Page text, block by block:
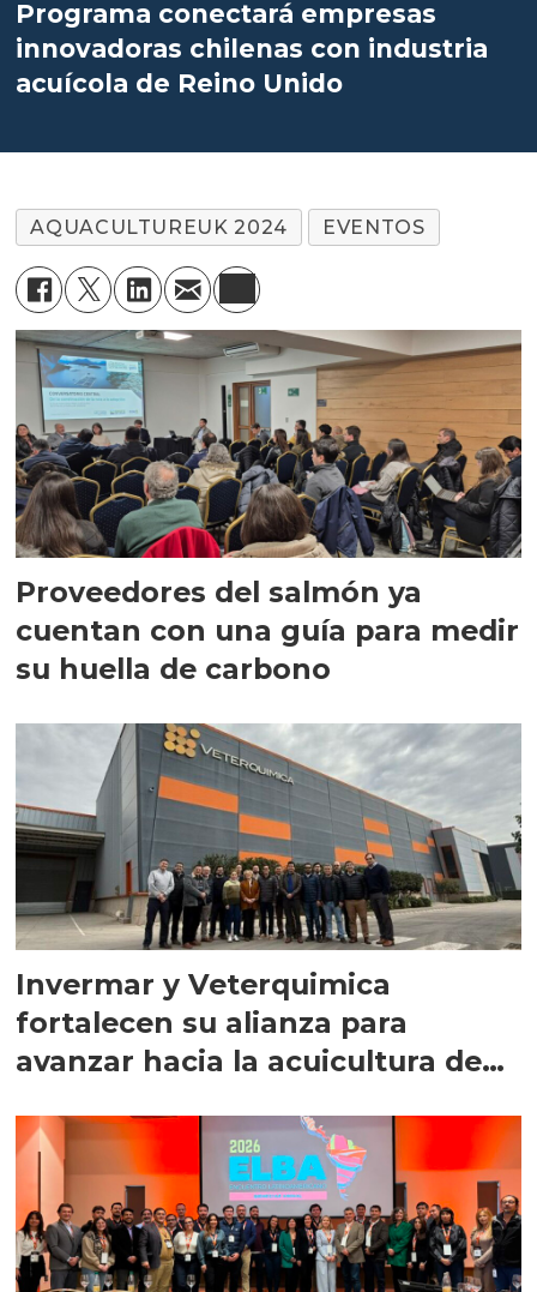
Programa conectará empresas
innovadoras chilenas con industria
acuícola de Reino Unido
AQUACULTUREUK 2024 EVENTOS
Proveedores del salmón ya
cuentan con una guía para medir
su huella de carbono
Invermar y Veterquimica
fortalecen su alianza para
avanzar hacia la acuicultura de